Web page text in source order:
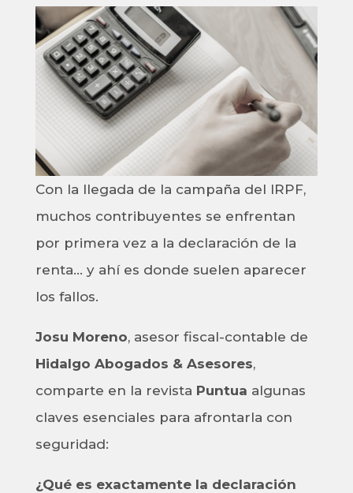
Con la llegada de la campaña del IRPF,
muchos contribuyentes se enfrentan
por primera vez a la declaración de la
renta… y ahí es donde suelen aparecer
los fallos.
Josu Moreno, asesor fiscal-contable de
Hidalgo Abogados & Asesores,
comparte en la revista Puntua algunas
claves esenciales para afrontarla con
seguridad:
¿Qué es exactamente la declaración